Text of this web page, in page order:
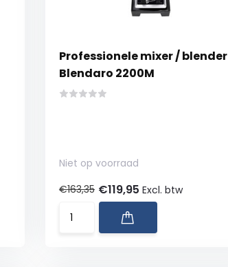
Professionele mixer / blender
Blendaro 2200M
Niet op voorraad
€163,35 €119,95 Excl. btw